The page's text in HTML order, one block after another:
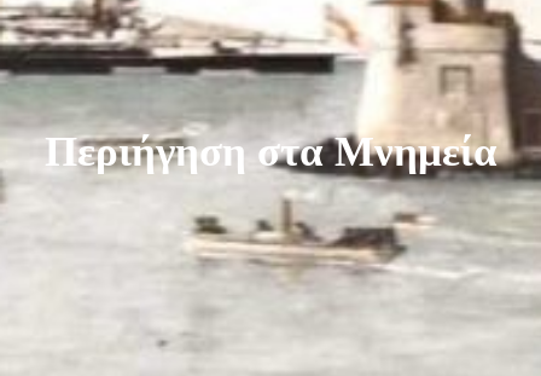
Περιήγηση στα Μνημεία